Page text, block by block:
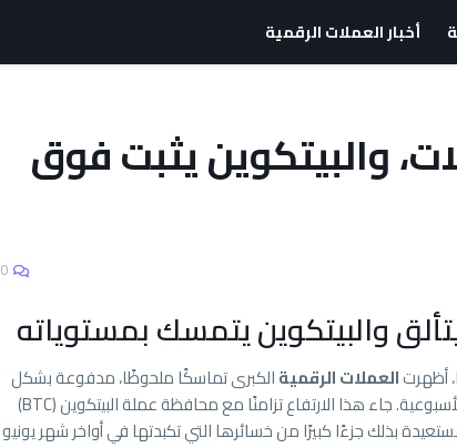
أخبار العملات الرقمية
والبيتكوين يثبت فوق
0
والبيتكوين يتمسك بمستوياته
أظهرتالعملات الرقميةالكبرى تماسكًا ملحوظًا، مدفوعة بشكل
أساسي بصعود عملة إيثر (ETH) الذي تصدر المكاسب الأسبوعية. جاء هذا الارتفاع تزامنًا مع محافظة عملة البيتكوين (BTC)
63,000 دولار أمريكي، مستعيدة بذلك جزءًا كبيرًا من خسائرها التي تكبدتها في أواخر شهر يونيو